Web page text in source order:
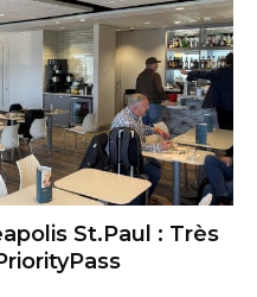
St.Paul : Très